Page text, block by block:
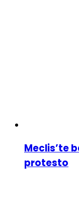
Meclis’te
protesto